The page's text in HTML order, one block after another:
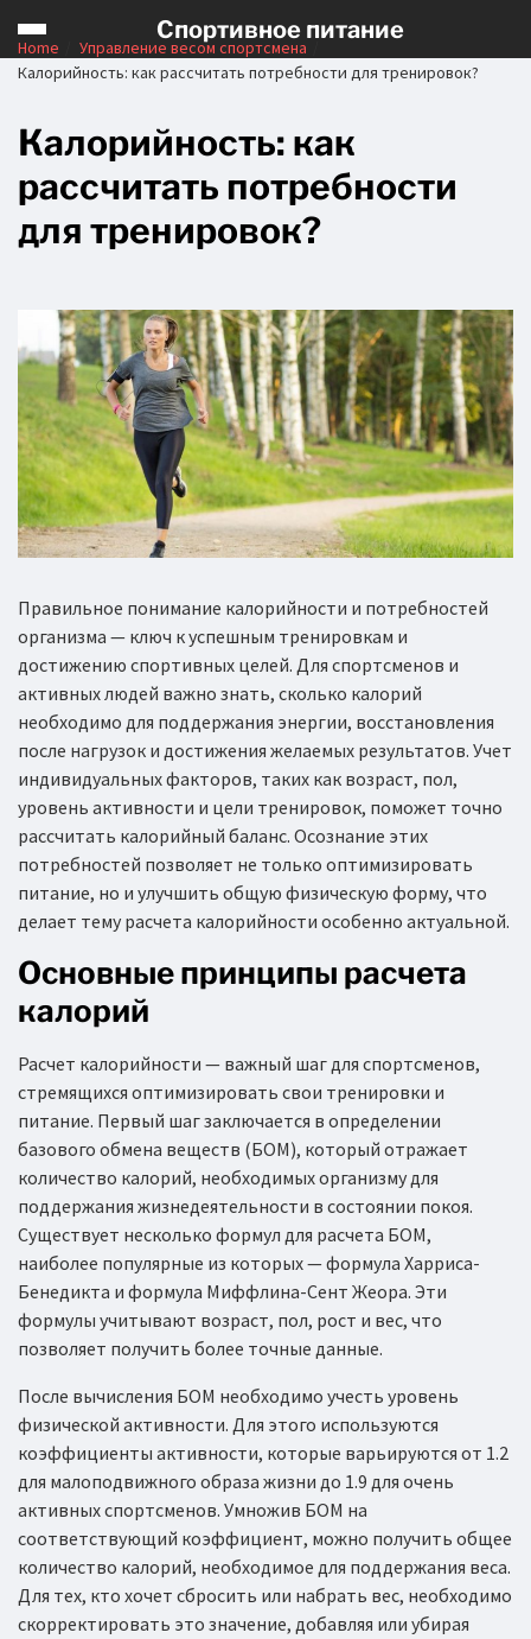
Спортивное питание
Home
Управление весом спортсмена
Калорийность: как рассчитать потребности для тренировок?
Калорийность: как
рассчитать потребности
для тренировок?
Правильное понимание калорийности и потребностей
организма — ключ к успешным тренировкам и
достижению спортивных целей. Для спортсменов и
активных людей важно знать, сколько калорий
необходимо для поддержания энергии, восстановления
после нагрузок и достижения желаемых результатов. Учет
индивидуальных факторов, таких как возраст, пол,
уровень активности и цели тренировок, поможет точно
рассчитать калорийный баланс. Осознание этих
потребностей позволяет не только оптимизировать
питание, но и улучшить общую физическую форму, что
делает тему расчета калорийности особенно актуальной.
Основные принципы расчета
калорий
Расчет калорийности — важный шаг для спортсменов,
стремящихся оптимизировать свои тренировки и
питание. Первый шаг заключается в определении
базового обмена веществ (БОМ), который отражает
количество калорий, необходимых организму для
поддержания жизнедеятельности в состоянии покоя.
Существует несколько формул для расчета БОМ,
наиболее популярные из которых — формула Харриса-
Бенедикта и формула Миффлина-Сент Жеора. Эти
формулы учитывают возраст, пол, рост и вес, что
позволяет получить более точные данные.
После вычисления БОМ необходимо учесть уровень
физической активности. Для этого используются
коэффициенты активности, которые варьируются от 1.2
для малоподвижного образа жизни до 1.9 для очень
активных спортсменов. Умножив БОМ на
соответствующий коэффициент, можно получить общее
количество калорий, необходимое для поддержания веса.
Для тех, кто хочет сбросить или набрать вес, необходимо
скорректировать это значение, добавляя или убирая